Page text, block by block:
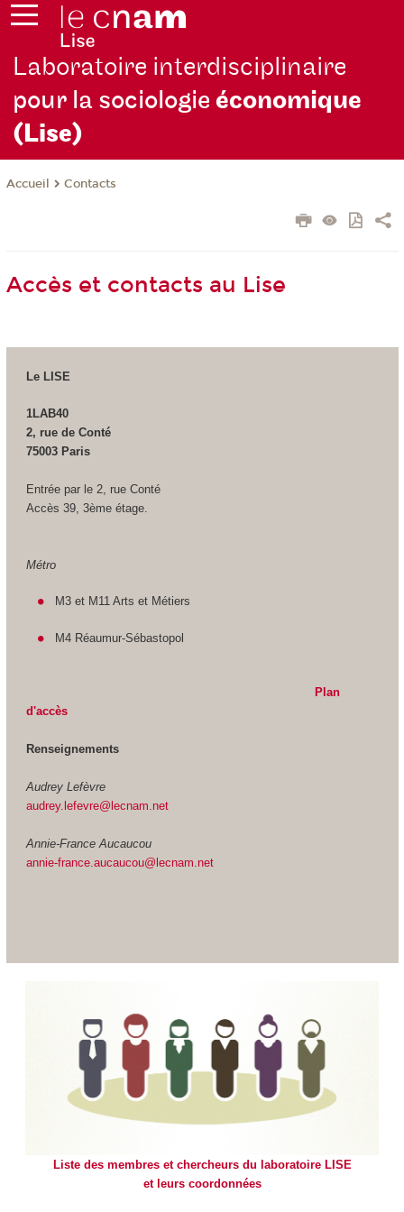
Laboratoire interdisciplinaire
pour la sociologieéconomique
(Lise)
Accueil Contacts
Accès et contacts au Lise
Le LISE
1LAB40
2, rue de Conté
75003 Paris
Entrée par le 2, rue Conté
Accès 39, 3ème étage.
Métro
M3 et M11 Arts et Métiers
M4 Réaumur-Sébastopol
Plan
d'accès
Renseignements
Audrey Lefèvre
audrey.lefevre@lecnam.net
Annie-France Aucaucou
annie-france.aucaucou@lecnam.net
Liste des membres et chercheurs du laboratoire LISE
et leurs coordonnées